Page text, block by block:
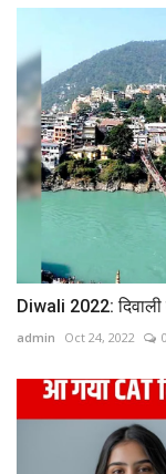
Diwali 2022:
admin Oct 24, 2022 0